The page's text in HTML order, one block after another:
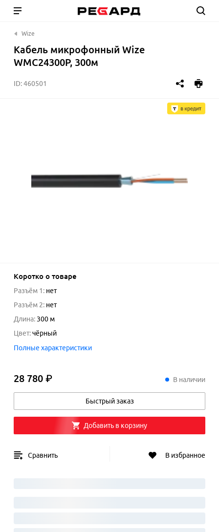
Wize
Кабель микрофонный Wize
WMC24300P, 300м
ID:460501
Коротко о товаре
Разъём 1 : нет
Разъём 2: нет
Длина: 300 м
Цвет:чёрный
Полные характеристики
28 780 ₽28 780 ₽ В наличии
Быстрый заказ
Добавить в корзину
Сравнить В избранное